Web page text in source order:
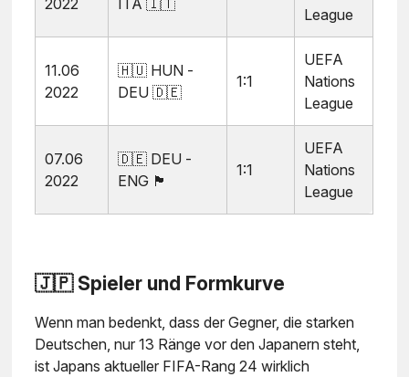
League
11.06
2022
🇭🇺 HUN -
DEU 🇩🇪
1:1
UEFA
Nations
League
07.06
2022
🇩🇪 DEU -
ENG 🏴󠁧󠁢󠁥󠁮󠁧󠁿
1:1
UEFA
Nations
League
🇯🇵 Spieler und Formkurve
Wenn man bedenkt, dass der Gegner, die starken
Deutschen, nur 13 Ränge vor den Japanern steht,
ist Japans aktueller FIFA-Rang 24 wirklich